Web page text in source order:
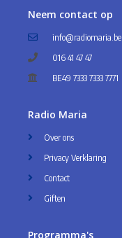
Neem contact op
info@radiomaria.be
016 41 47 47
BE49 7333 7333 7771
Radio Maria
Over ons
Privacy Verklaring
Contact
Giften
Programma's